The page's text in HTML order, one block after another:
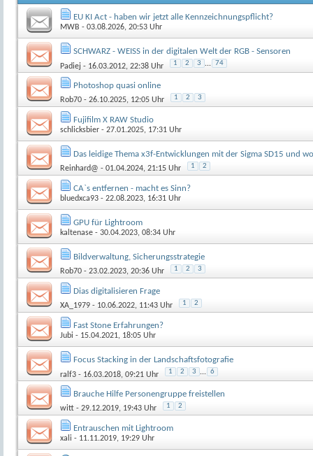
EU KI Act - haben wir jetzt alle Kennzeichnungspflicht?
MWB - 03.08.2026, 20:53 Uhr
SCHWARZ - WEISS in der digitalen Welt der RGB - Sensoren
Padiej - 16.03.2012, 22:38 Uhr 1 2 3 ... 74
Photoshop quasi online
Rob70 - 26.10.2025, 12:05 Uhr 1 2 3
Fujifilm X RAW Studio
schlicksbier - 27.01.2025, 17:31 Uhr
Das leidige Thema x3f-Entwicklungen mit der Sigma SD15 und
Reinhard@ - 01.04.2024, 21:15 Uhr 1 2
CA`s entfernen - macht es Sinn?
bluedxca93 - 22.08.2023, 16:31 Uhr
GPU für Lightroom
kaltenase - 30.04.2023, 08:34 Uhr
Bildverwaltung, Sicherungsstrategie
Rob70 - 23.02.2023, 20:36 Uhr 1 2 3
Dias digitalisieren Frage
XA_1979 - 10.06.2022, 11:43 Uhr 1 2
Fast Stone Erfahrungen?
Jubi - 15.04.2021, 18:05 Uhr
Focus Stacking in der Landschaftsfotografie
ralf3 - 16.03.2018, 09:21 Uhr 1 2 3 ... 6
Brauche Hilfe Personengruppe freistellen
witt - 29.12.2019, 19:43 Uhr 1 2
Entrauschen mit Lightroom
xali - 11.11.2019, 19:29 Uhr